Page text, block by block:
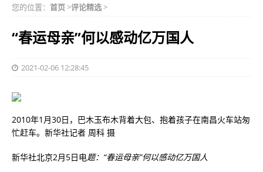
您的位置： 首页>评论精选>
“春运母亲”何以感动亿万国人
2021-02-06 12:28:45
2010年1月30日，巴木玉布木背着大包、抱着孩子在南昌火车站匆
忙赶车。新华社记者 周科 摄
新华社北京2月5日电题：“春运母亲”何以感动亿万国人